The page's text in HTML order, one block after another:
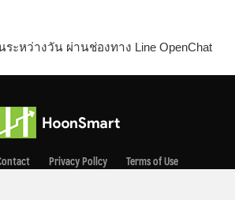
ะหว่างวัน ผ่านช่องทาง Line OpenChat
Privacy Pollcy Terms of Use